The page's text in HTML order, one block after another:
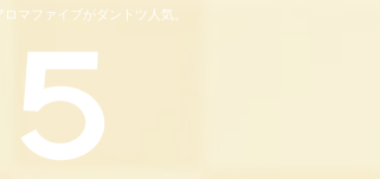
マファイブがダントツ人気。